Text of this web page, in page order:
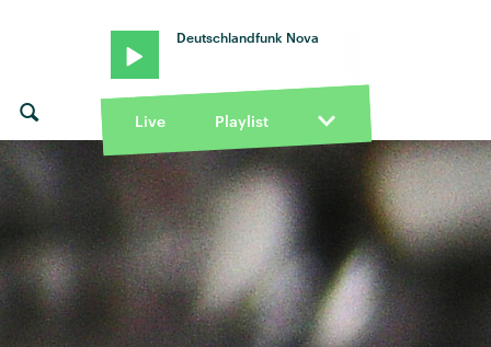
Deutschlandfunk Nova
Live Playlist